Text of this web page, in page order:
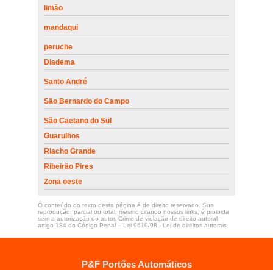
limão
mandaqui
peruche
Diadema
Santo André
São Bernardo do Campo
São Caetano do Sul
Guarulhos
Riacho Grande
Ribeirão Pires
Zona oeste
O conteúdo do texto desta página é de direito reservado. Sua
reprodução, parcial ou total, mesmo citando nossos links, é proibida
sem a autorização do autor. Crime de violação de direito autoral –
artigo 184 do Código Penal – Lei 9610/98 - Lei de direitos autorais.
P&F Portões Automáticos